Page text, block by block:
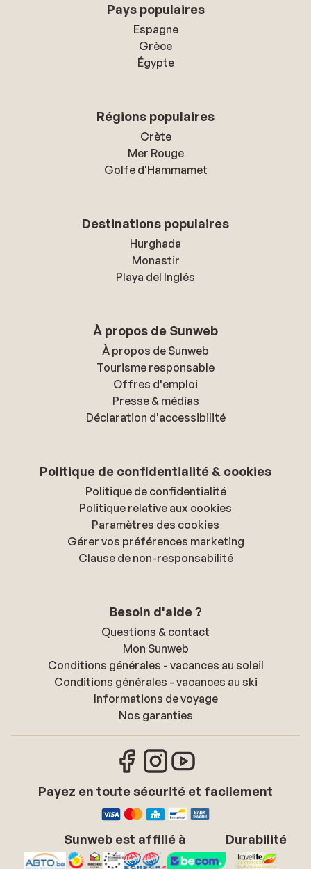
Pays populaires
Espagne
Grèce
Égypte
Régions populaires
Crète
Mer Rouge
Golfe d'Hammamet
Destinations populaires
Hurghada
Monastir
Playa del Inglés
À propos de Sunweb
À propos de Sunweb
Tourisme responsable
Offres d'emploi
Presse & médias
Déclaration d'accessibilité
Politique de confidentialité & cookies
Politique de confidentialité
Politique relative aux cookies
Paramètres des cookies
Gérer vos préférences marketing
Clause de non-responsabilité
Besoin d'aide ?
Questions & contact
Mon Sunweb
Conditions générales - vacances au soleil
Conditions générales - vacances au ski
Informations de voyage
Nos garanties
Payez en toute sécurité et facilement
Sunweb est affilié à Durabilité